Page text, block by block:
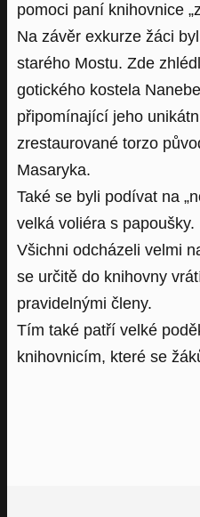
pomoci paní knihovnice
Na závěr exkurze žáci
starého Mostu. Zde
gotického kostela
připomínající jeho
zrestaurované torzo
Masaryka.
Také se byli podívat na
velká voliéra s papoušky.
Všichni odcházeli velmi
se určitě do knihovny
pravidelnými členy.
Tím také patří velké
knihovnicím, které se